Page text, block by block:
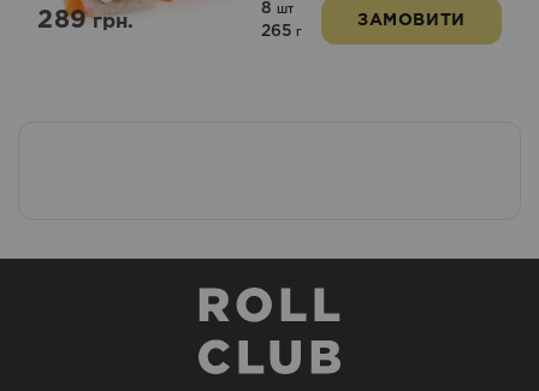
289грн.
8 шт
265 г
ЗАМОВИТИ